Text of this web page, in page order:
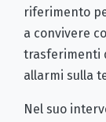
riferimento
a convivere
trasferimenti
allarmi sulla
Nel suo